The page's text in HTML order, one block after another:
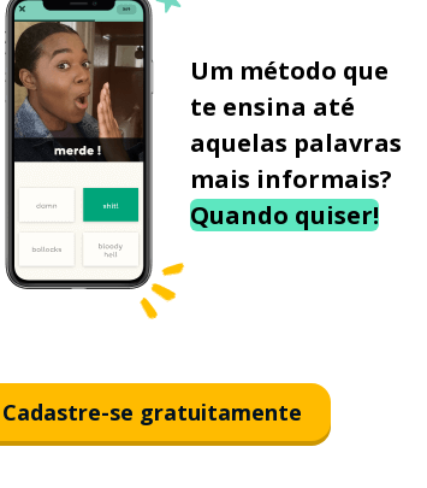
Um método que
te ensina até
aquelas palavras
mais informais?
Quando quiser!
Cadastre-se gratuitamente